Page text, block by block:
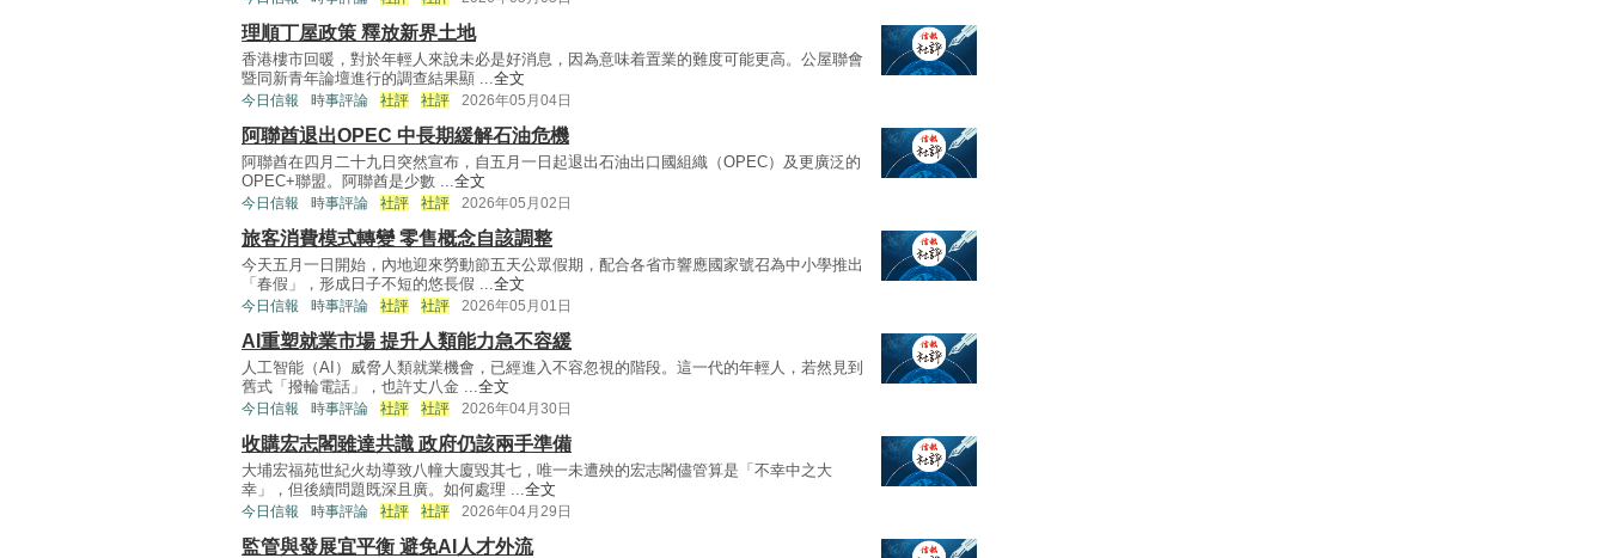
理順丁屋政策 釋放新界土地
香港樓市回暖，對於年輕人來說未必是好消息，因為意味着置業的難度可能更高。公屋聯會
暨同新青年論壇進行的調查結果顯 ...全文
今日信報 時事評論 社評 社評 2026年05月04日
阿聯酋退出OPEC 中長期緩解石油危機
阿聯酋在四月二十九日突然宣布，自五月一日起退出石油出口國組織（OPEC）及更廣泛的
OPEC+聯盟。阿聯酋是少數 ...全文
今日信報 時事評論 社評 社評 2026年05月02日
旅客消費模式轉變 零售概念自該調整
今天五月一日開始，內地迎來勞動節五天公眾假期，配合各省市響應國家號召為中小學推出
「春假」，形成日子不短的悠長假 ...全文
今日信報 時事評論 社評 社評 2026年05月01日
AI重塑就業市場 提升人類能力急不容緩
人工智能（AI）威脅人類就業機會，已經進入不容忽視的階段。這一代的年輕人，若然見到
舊式「撥輪電話」，也許丈八金 ...全文
今日信報 時事評論 社評 社評 2026年04月30日
收購宏志閣雖達共識 政府仍該兩手準備
大埔宏福苑世紀火劫導致八幢大廈毀其七，唯一未遭殃的宏志閣儘管算是「不幸中之大
幸」，但後續問題既深且廣。如何處理 ...全文
今日信報 時事評論 社評 社評 2026年04月29日
監管與發展宜平衡 避免AI人才外流